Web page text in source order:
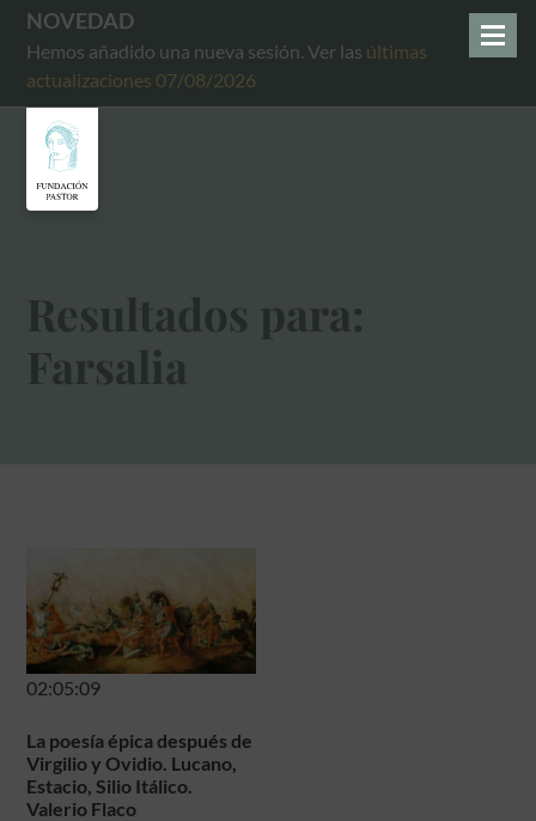
NOVEDAD
Hemos añadido una nueva sesión. Ver las últimas
actualizaciones 07/08/2026
Resultados para:
Farsalia
02:05:09
La poesía épica después de
Virgilio y Ovidio. Lucano,
Estacio, Silio Itálico.
Valerio Flaco